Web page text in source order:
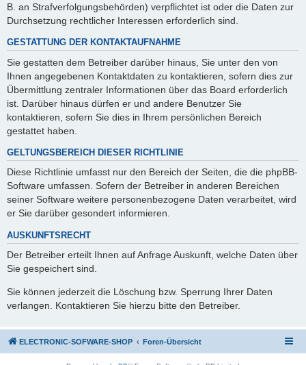
B. an Strafverfolgungsbehörden) verpflichtet ist oder die Daten zur
Durchsetzung rechtlicher Interessen erforderlich sind.
GESTATTUNG DER KONTAKTAUFNAHME
Sie gestatten dem Betreiber darüber hinaus, Sie unter den von
Ihnen angegebenen Kontaktdaten zu kontaktieren, sofern dies zur
Übermittlung zentraler Informationen über das Board erforderlich
ist. Darüber hinaus dürfen er und andere Benutzer Sie
kontaktieren, sofern Sie dies in Ihrem persönlichen Bereich
gestattet haben.
GELTUNGSBEREICH DIESER RICHTLINIE
Diese Richtlinie umfasst nur den Bereich der Seiten, die die phpBB-
Software umfassen. Sofern der Betreiber in anderen Bereichen
seiner Software weitere personenbezogene Daten verarbeitet, wird
er Sie darüber gesondert informieren.
AUSKUNFTSRECHT
Der Betreiber erteilt Ihnen auf Anfrage Auskunft, welche Daten über
Sie gespeichert sind.
Sie können jederzeit die Löschung bzw. Sperrung Ihrer Daten
verlangen. Kontaktieren Sie hierzu bitte den Betreiber.
ELECTRONIC-SOFWARE-SHOP Foren-Übersicht